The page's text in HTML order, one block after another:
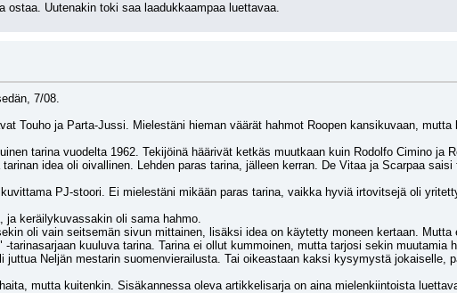
ostaa. Uutenakin toki saa laadukkaampaa luettavaa.
7/08.
Touho ja Parta-Jussi. Mielestäni hieman väärät hahmot Roopen kansikuvaan,
tarina vuodelta 1962. Tekijöinä häärivät ketkäs muutkaan kuin Rodolfo Cimino ja
idea oli oivallinen. Lehden paras tarina, jälleen kerran. De Vitaa ja Scarpaa
PJ-stoori. Ei mielestäni mikään paras tarina, vaikka hyviä irtovitsejä oli
ja keräilykuvassakin oli sama hahmo.
oli vain seitsemän sivun mittainen, lisäksi idea on käytetty moneen kertaan. Mutta
tarinasarjaan kuuluva tarina. Tarina ei ollut kummoinen, mutta tarjosi sekin
juttua Neljän mestarin suomenvierailusta. Tai oikeastaan kaksi kysymystä jokaiselle,
mutta kuitenkin. Sisäkannessa oleva artikkelisarja on aina mielenkiintoista